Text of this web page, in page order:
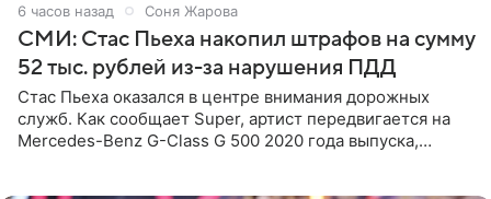
6 часов назад Соня Жарова
СМИ: Стас Пьеха накопил штрафов на сумму
52 тыс. рублей из-за нарушения ПДД
Стас Пьеха оказался в центре внимания дорожных
служб. Как сообщает Super, артист передвигается на
Mercedes-Benz G-Class G 500 2020 года выпуска,